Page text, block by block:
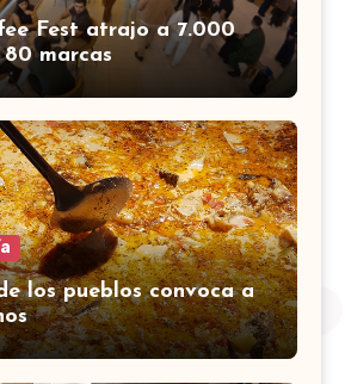
Fest atrajo a 7.000
marcas
los pueblos convoca a